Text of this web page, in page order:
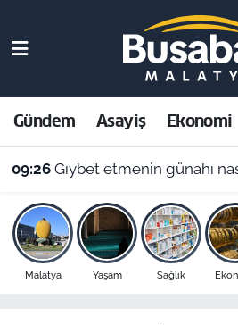
Gündem Asayiş Ekonomi
09:26 Gıybet etmenin günahı nasıl temizlenir,
Malatya Yaşam Sağlık
Asayiş
Ekonomi
Dünya
Bölge
Malatya Nöbetçi
Malatya Hava Durumu
Malatya Namaz Vakitleri
Malatya Trafik Yoğunluk
Süper Lig Puan Durumu